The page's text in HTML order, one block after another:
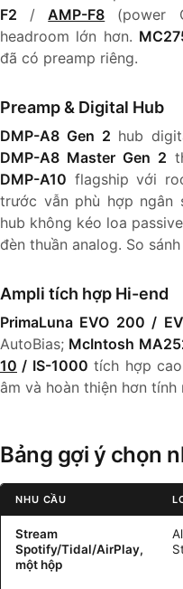
F2 /AMP-F8 (power
headroom lớn hơn.
đã có preamp riêng.
Preamp & Digital Hub
DMP-A8 Gen 2 hub
DMP-A8 Master Gen 2
DMP-A10 flagship với
trước vẫn phù hợp ngân
hub không kéo loa
đèn thuần analog. So
Ampli tích hợp Hi-end
PrimaLuna EVO 200 /
AutoBias; McIntosh
10 / IS-1000 tích hợp
âm và hoàn thiện hơn tính
Bảng gợi ý chọn
NHU CẦU
Stream
Spotify/Tidal/AirPlay,
một hộp